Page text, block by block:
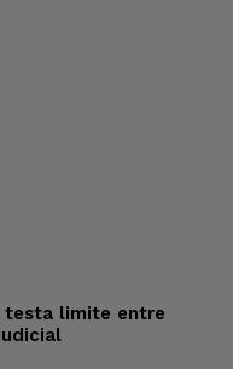
testa limite entre